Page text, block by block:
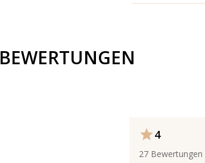
BEWERTUNGEN
4
27 Bewertungen